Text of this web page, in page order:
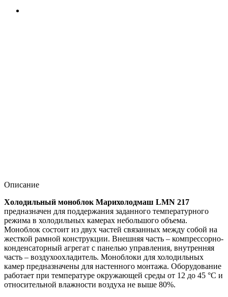
Описание
Холодильный моноблок Марихолодмаш LMN 217
предназначен для поддержания заданного температурного
режима в холодильных камерах небольшого объема.
Моноблок состоит из двух частей связанных между собой на
жесткой рамной конструкции. Внешняя часть – компрессорно-
конденсаторный агрегат с панелью управления, внутренняя
часть – воздухоохладитель. Моноблоки для холодильных
камер предназначены для настенного монтажа. Оборудование
работает при температуре окружающей среды от 12 до 45 °С и
относительной влажности воздуха не выше 80%.